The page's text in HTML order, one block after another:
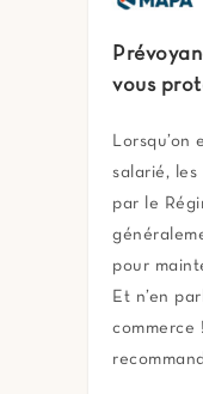
vous
Lorsqu’on
salarié, les
par le
pour
Et n’en
commerce